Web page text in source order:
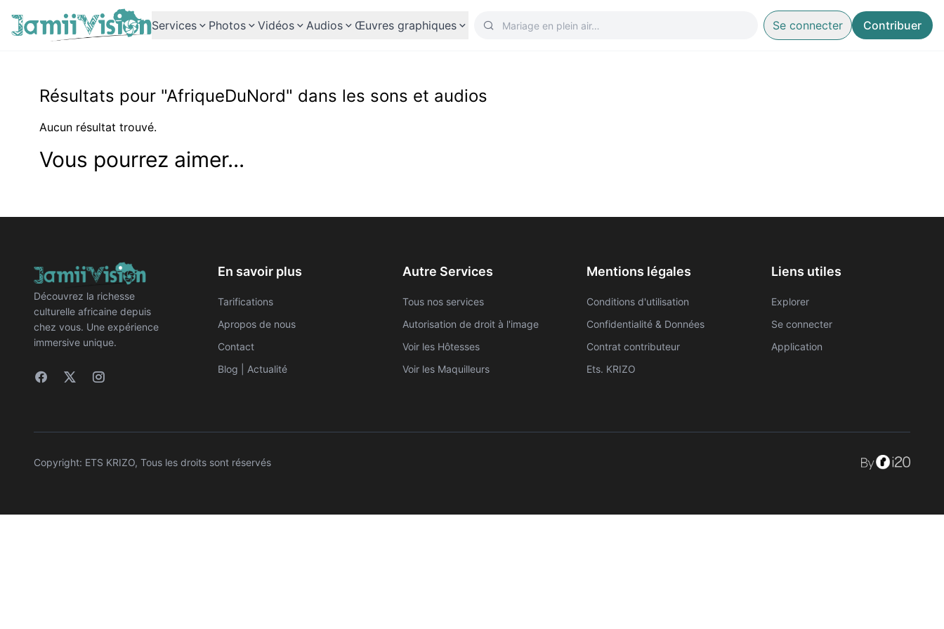
Services Photos Vidéos Audios Œuvres graphiques Se connecter Contribuer
Résultats pour "AfriqueDuNord" dans les sons et audios
Aucun résultat trouvé.
Vous pourrez aimer...
Découvrez la richesse
culturelle africaine depuis
chez vous. Une expérience
immersive unique.
En savoir plus
Tarifications
Apropos de nous
Contact
Blog | Actualité
Autre Services
Tous nos services
Autorisation de droit à l'image
Voir les Hôtesses
Voir les Maquilleurs
Mentions légales
Conditions d'utilisation
Confidentialité & Données
Contrat contributeur
Ets. KRIZO
Liens utiles
Explorer
Se connecter
Application
Copyright: ETS KRIZO, Tous les droits sont réservés